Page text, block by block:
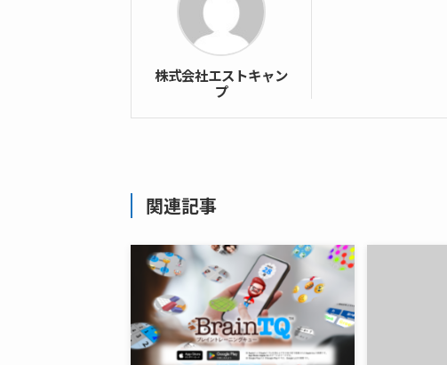
株式会社エストキャン
プ
関連記事